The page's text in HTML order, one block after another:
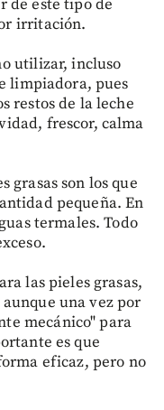
de este tipo de
irritación.
utilizar, incluso
limpiadora, pues
restos de la leche
frescor, calma
grasas son los que
pequeña. En
termales. Todo
las pieles grasas,
una vez por
mecánico" para
es que
eficaz, pero no